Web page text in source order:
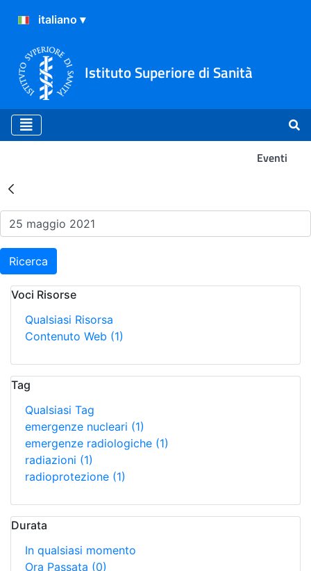
Istituto Superiore di Sanità
Eventi
Risultati della Ricerca -
Ricerca
Voci Risorse
Qualsiasi Risorsa
Contenuto Web (1)
Tag
Qualsiasi Tag
emergenze nucleari (1)
emergenze radiologiche (1)
radiazioni (1)
radioprotezione (1)
Durata
In qualsiasi momento
Ora Passata (0)